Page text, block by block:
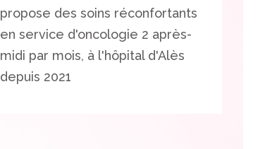
propose des soins réconfortants
en service d'oncologie 2 après-
midi par mois, à l'hôpital d'Alès
depuis 2021​